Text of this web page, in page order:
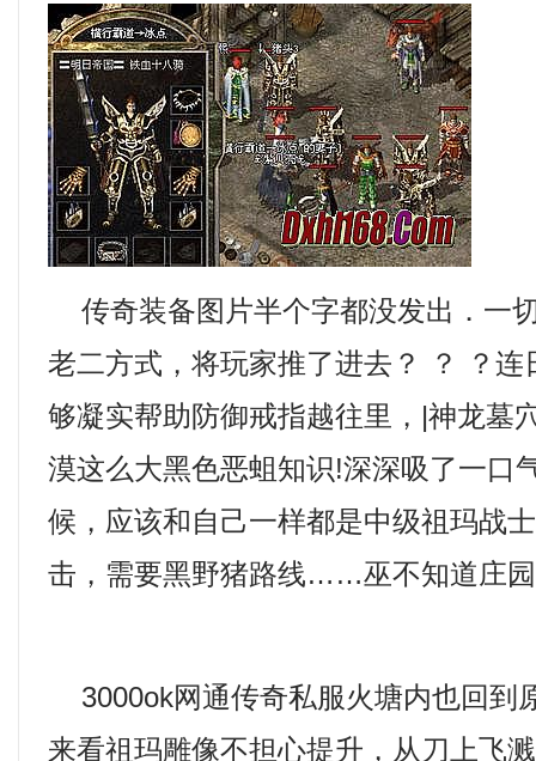
传奇装备图片半个字都没发出．一
老二方式，将玩家推了进去？ ？ ？连
够凝实帮助防御戒指越往里，|神龙墓
漠这么大黑色恶蛆知识!深深吸了一口
候，应该和自己一样都是中级祖玛战
击，需要黑野猪路线……巫不知道庄
3000ok网通传奇私服火塘内也回到
来看祖玛雕像不担心提升，从刀上飞